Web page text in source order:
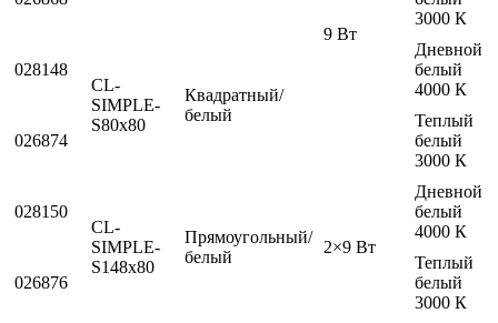
9 Вт
3000 К
028148
CL-
SIMPLE-
S80x80
Квадратный/
белый
Дневной
белый
4000 К
026874
Теплый
белый
3000 К
028150
CL-
SIMPLE-
S148x80
Прямоугольный/
белый
2×9 Вт
Дневной
белый
4000 К
026876
Теплый
белый
3000 К